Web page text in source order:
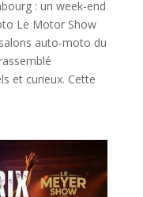
: un week-end
Le Motor Show
auto-moto du
et curieux. Cette